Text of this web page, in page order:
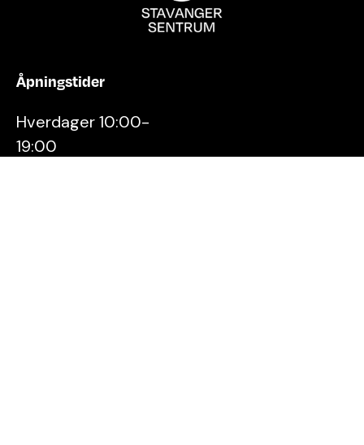
Åpningstider
Hverdager 10:00-
19:00